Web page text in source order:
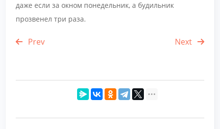
даже если за окном понедельник, а будильник
прозвенел три раза.
Prev Next